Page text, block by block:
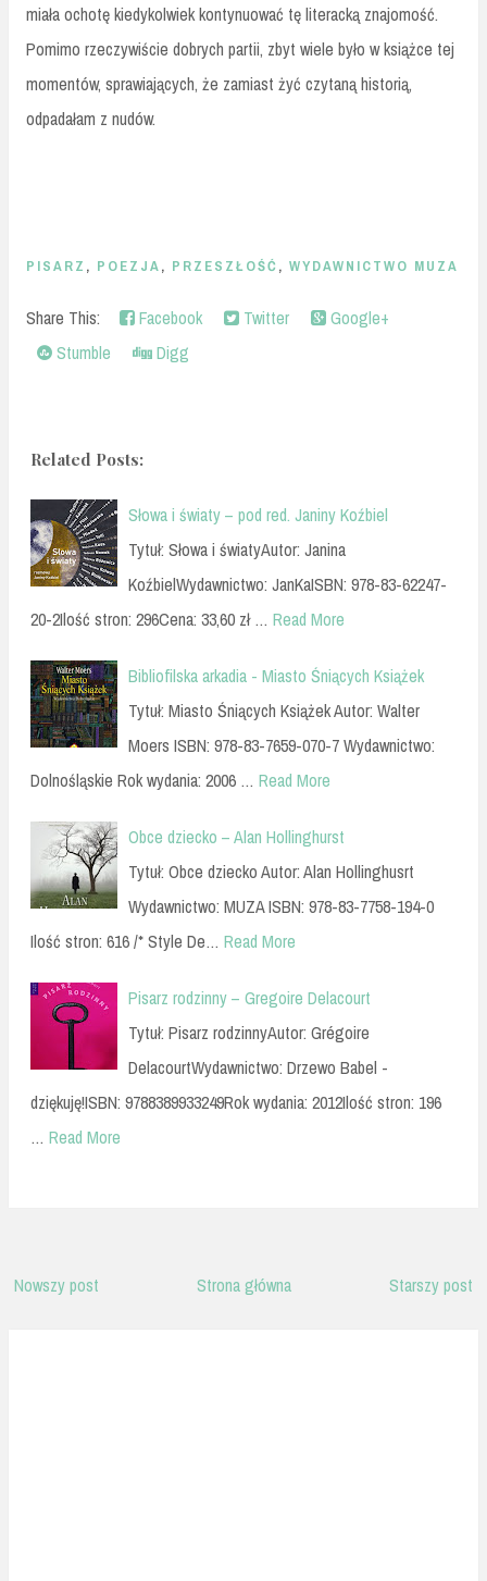
miała ochotę kiedykolwiek kontynuować tę literacką znajomość.
Pomimo rzeczywiście dobrych partii, zbyt wiele było w książce tej
momentów, sprawiających, że zamiast żyć czytaną historią,
odpadałam z nudów.
PISARZ , POEZJA, PRZESZŁOŚĆ , WYDAWNICTWO MUZA
Share This: Facebook Twitter
Google+
Stumble
Digg
Related Posts:
Słowa i światy – pod red. Janiny Koźbiel
Tytuł: Słowa i światyAutor: Janina
KoźbielWydawnictwo: JanKaISBN: 978-83-62247-
20-2Ilość stron: 296Cena: 33,60 zł … Read More
Bibliofilska arkadia - Miasto Śniących Książek
Tytuł: Miasto Śniących Książek Autor: Walter
Moers ISBN: 978-83-7659-070-7 Wydawnictwo:
Dolnośląskie Rok wydania: 2006 … Read More
Obce dziecko – Alan Hollinghurst
Tytuł: Obce dziecko Autor: Alan Hollinghusrt
Wydawnictwo: MUZA ISBN: 978-83-7758-194-0
Ilość stron: 616 /* Style De… Read More
Pisarz rodzinny – Gregoire Delacourt
Tytuł: Pisarz rodzinnyAutor: Grégoire
DelacourtWydawnictwo: Drzewo Babel -
dziękuję!ISBN: 9788389933249Rok wydania: 2012Ilość stron: 196
… Read More
Nowszy post Starszy post
Strona główna